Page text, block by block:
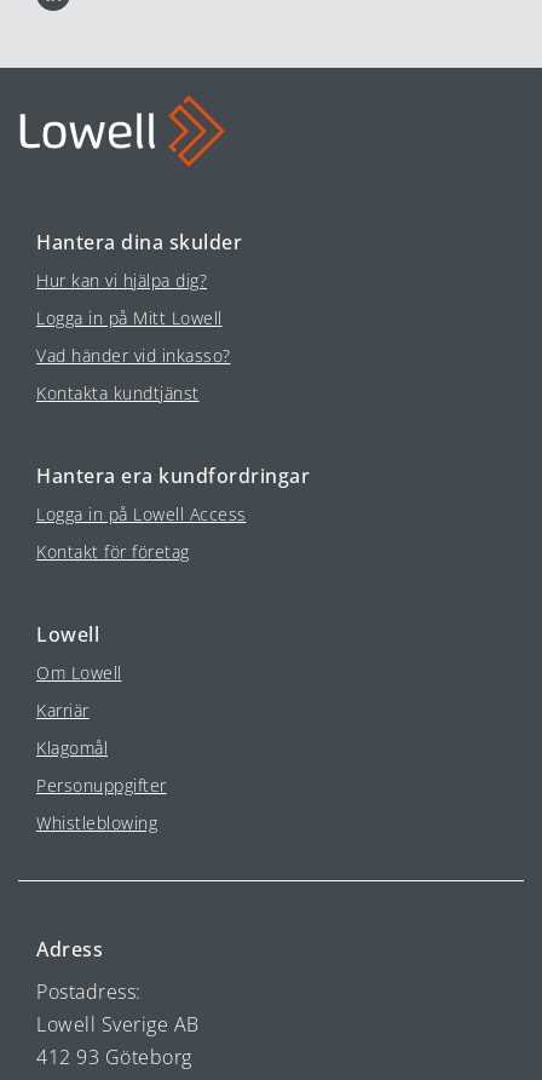
Hantera dina skulder
Hur kan vi hjälpa dig?
Logga in på Mitt Lowell
Vad händer vid inkasso?
Kontakta kundtjänst
Hantera era kundfordringar
Logga in på Lowell Access
Kontakt för företag
Lowell
Om Lowell
Karriär
Klagomål
Personuppgifter
Whistleblowing
Adress
Postadress:
Lowell Sverige AB
412 93 Göteborg